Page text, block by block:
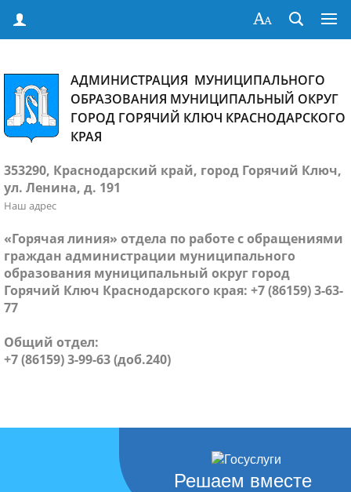
АДМИНИСТРАЦИЯ МУНИЦИПАЛЬНОГО
ОБРАЗОВАНИЯ МУНИЦИПАЛЬНЫЙ ОКРУГ
ГОРОД ГОРЯЧИЙ КЛЮЧ КРАСНОДАРСКОГО
КРАЯ
353290, Краснодарский край, город Горячий Ключ,
ул. Ленина, д. 191
Наш адрес
«Горячая линия» отдела по работе с обращениями
граждан администрации муниципального
образования муниципальный округ город
Горячий Ключ Краснодарского края: +7 (86159) 3-63-
77
Общий отдел:
+7 (86159) 3-99-63 (доб.240)
Решаем вместе